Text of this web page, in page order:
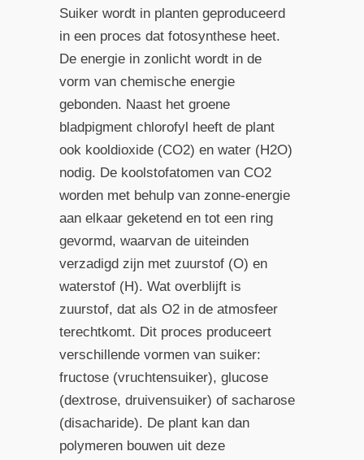
Suiker wordt in planten geproduceerd
in een proces dat fotosynthese heet.
De energie in zonlicht wordt in de
vorm van chemische energie
gebonden. Naast het groene
bladpigment chlorofyl heeft de plant
ook kooldioxide (CO2) en water (H2O)
nodig. De koolstofatomen van CO2
worden met behulp van zonne-energie
aan elkaar geketend en tot een ring
gevormd, waarvan de uiteinden
verzadigd zijn met zuurstof (O) en
waterstof (H). Wat overblijft is
zuurstof, dat als O2 in de atmosfeer
terechtkomt. Dit proces produceert
verschillende vormen van suiker:
fructose (vruchtensuiker), glucose
(dextrose, druivensuiker) of sacharose
(disacharide). De plant kan dan
polymeren bouwen uit deze